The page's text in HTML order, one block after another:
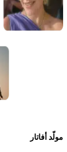
مولّد أفاتار